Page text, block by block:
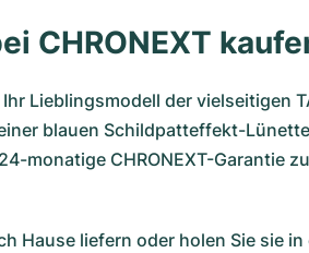
CHRONEXT
Lieblingsmodell der vielseitigen
blauen Schildpatteffekt-
monatige CHRONEXT-Garantie
Hause liefern oder holen Sie sie